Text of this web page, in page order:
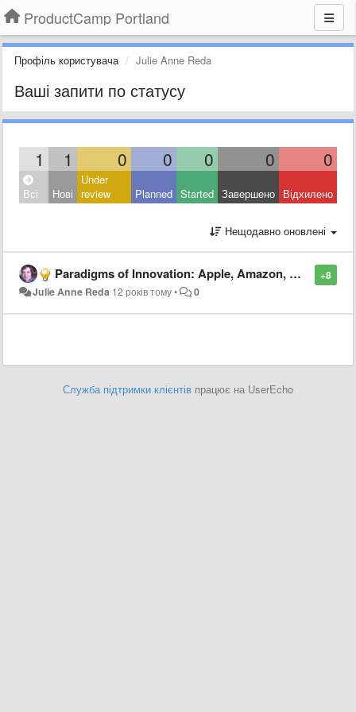
ProductCamp Portland
Профіль користувача Julie Anne Reda
Ваші запити по статусу
1 1 0 0 0 0 0
Всі Нові
Under
review
Planned Started Завершено Відхилено
Нещодавно оновлені
+8
Paradigms of Innovation: Apple, Amazon, Microsoft and LinkedIn
Julie Anne Reda 12 років тому• 0
Служба підтримки клієнтів працює на UserEcho